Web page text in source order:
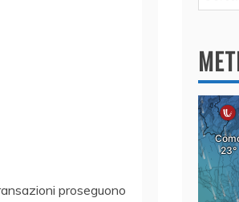
proseguono
per: